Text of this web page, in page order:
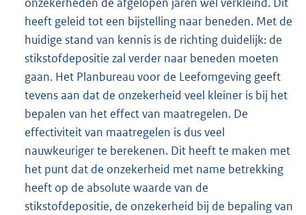
heeft geleid tot een bijstelling naar beneden. Met de
huidige stand van kennis is de richting duidelijk: de
stikstofdepositie zal verder naar beneden moeten
gaan. Het Planbureau voor de Leefomgeving geeft
tevens aan dat de onzekerheid veel kleiner is bij het
bepalen van het effect van maatregelen. De
effectiviteit van maatregelen is dus veel
nauwkeuriger te berekenen. Dit heeft te maken met
het punt dat de onzekerheid met name betrekking
heeft op de absolute waarde van de
stikstofdepositie, de onzekerheid bij de bepaling van